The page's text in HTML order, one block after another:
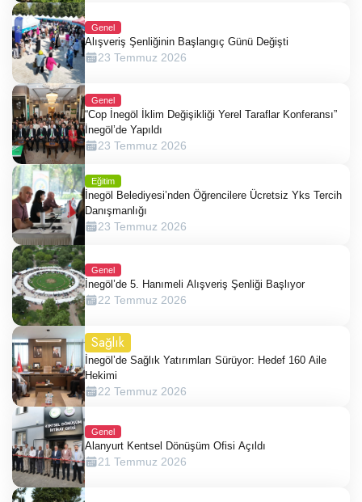
Genel
Alışveriş Şenliğinin Başlangıç Günü Değişti
23 Temmuz 2026
Genel
“Cop İnegöl İklim Değişikliği Yerel Taraflar Konferansı”
İnegöl’de Yapıldı
23 Temmuz 2026
Eğitim
İnegöl Belediyesi’nden Öğrencilere Ücretsiz Yks Tercih
Danışmanlığı
23 Temmuz 2026
Genel
İnegöl’de 5. Hanımeli Alışveriş Şenliği Başlıyor
22 Temmuz 2026
Sağlık
İnegöl’de Sağlık Yatırımları Sürüyor: Hedef 160 Aile
Hekimi
22 Temmuz 2026
Genel
Alanyurt Kentsel Dönüşüm Ofisi Açıldı
21 Temmuz 2026